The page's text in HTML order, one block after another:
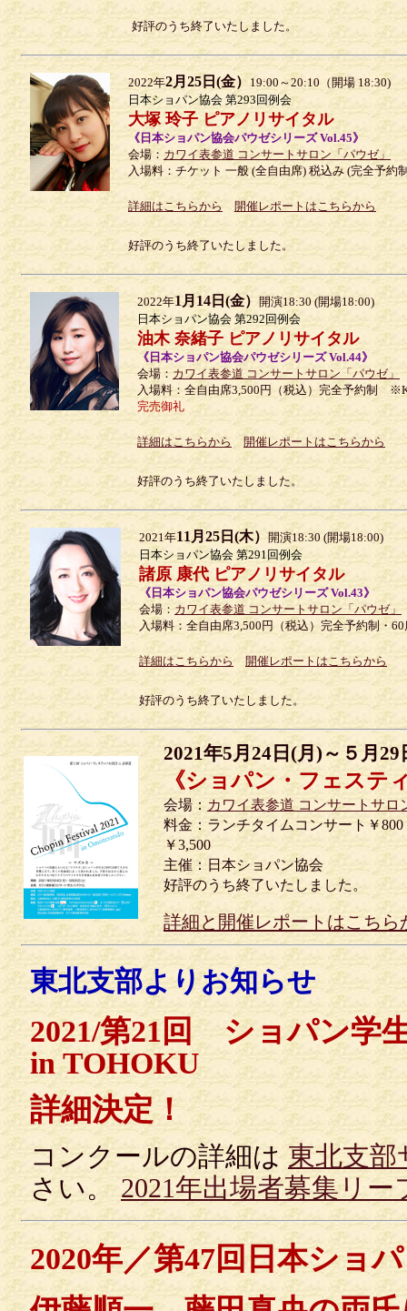
好評のうち終了いたしました。
2022年2月25日(金）
19:00～20:10（開場 18:30)
日本ショパン協会 第293回例会
大塚 玲子 ピアノリサイタル
《日本ショパン協会パウゼシリーズ Vol.45》
会場： カワイ表参道 コンサートサロン「パウゼ」
入場料：チケット 一般 (全自由席) 税込み (完全予約
詳細はこちらから 開催レポートはこちらから
好評のうち終了いたしました。
2022年1月14日(金）
開演18:30 (開場18:00)
日本ショパン協会 第292回例会
油木 奈緒子 ピアノリサイタル
《日本ショパン協会パウゼシリーズ Vol.44》
会場： カワイ表参道 コンサートサロン「パウゼ」
入場料：全自由席3,500円（税込）完全予約制
完売御礼
詳細はこちらから 開催レポートはこちらから
好評のうち終了いたしました。
2021年11月25日(木）
開演18:30 (開場18:00)
日本ショパン協会 第291回例会
諸原 康代 ピアノリサイタル
《日本ショパン協会パウゼシリーズ Vol.43》
会場： カワイ表参道 コンサートサロン「パウゼ」
入場料：全自由席3,500円（税込）完全予約制
詳細はこちらから 開催レポートはこちらから
好評のうち終了いたしました。
2021年5月24日(月)～５月29
《ショパン・フェステ
会場： カワイ表参道 コンサートサロ
料金：ランチタイムコンサート￥
￥3,500
主催：日本ショパン協会
好評のうち終了いたしました。
詳細と開催レポートはこちら
東北支部よりお知らせ
2021/第21回 ショパン学
in TOHOKU
詳細決定！
コンクールの詳細は 東北支部
さい。 2021年出場者募集リー
2020年／第47回日本ショ